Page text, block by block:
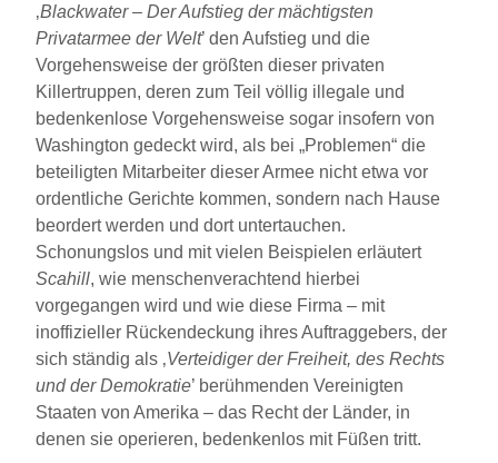
‚Blackwater – Der Aufstieg der mächtigsten
Privatarmee der Welt’ den Aufstieg und die
Vorgehensweise der größten dieser privaten
Killertruppen, deren zum Teil völlig illegale und
bedenkenlose Vorgehensweise sogar insofern von
Washington gedeckt wird, als bei „Problemen“ die
beteiligten Mitarbeiter dieser Armee nicht etwa vor
ordentliche Gerichte kommen, sondern nach Hause
beordert werden und dort untertauchen.
Schonungslos und mit vielen Beispielen erläutert
Scahill, wie menschenverachtend hierbei
vorgegangen wird und wie diese Firma – mit
inoffizieller Rückendeckung ihres Auftraggebers, der
sich ständig als ‚Verteidiger der Freiheit, des Rechts
und der Demokratie’ berühmenden Vereinigten
Staaten von Amerika – das Recht der Länder, in
denen sie operieren, bedenkenlos mit Füßen tritt.